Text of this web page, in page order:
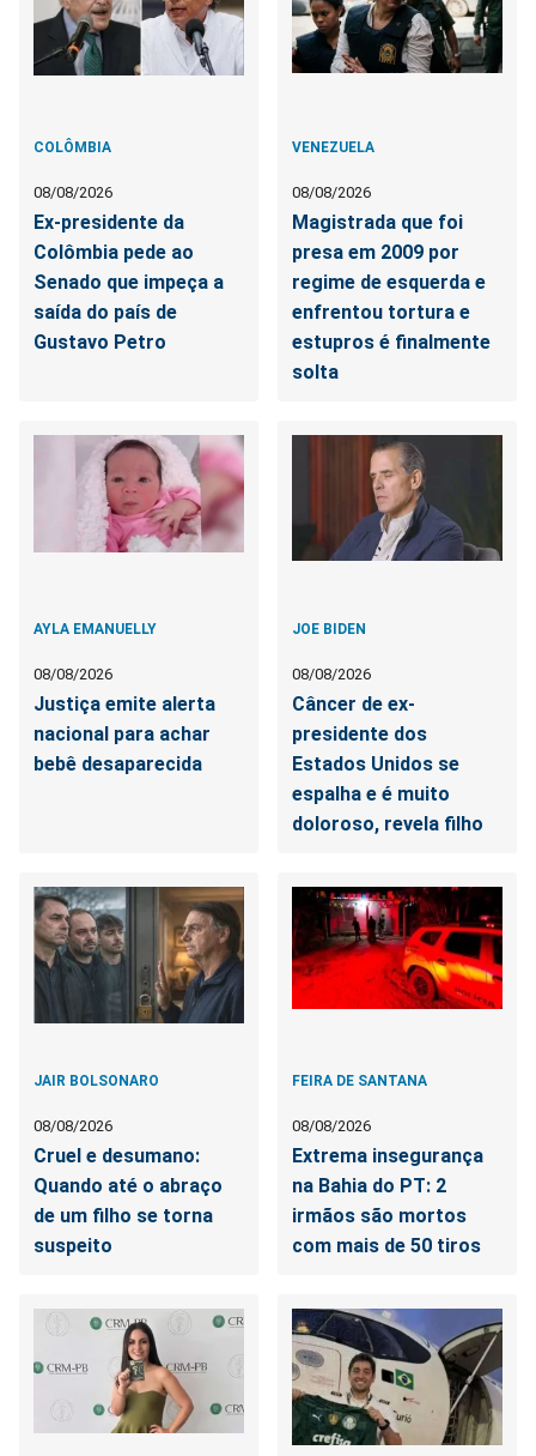
COLÔMBIA
08/08/2026
Ex-presidente da
Colômbia pede ao
Senado que impeça a
saída do país de
Gustavo Petro
VENEZUELA
08/08/2026
Magistrada que foi
presa em 2009 por
regime de esquerda e
enfrentou tortura e
estupros é finalmente
solta
AYLA EMANUELLY
08/08/2026
Justiça emite alerta
nacional para achar
bebê desaparecida
JOE BIDEN
08/08/2026
Câncer de ex-
presidente dos
Estados Unidos se
espalha e é muito
doloroso, revela filho
JAIR BOLSONARO
08/08/2026
Cruel e desumano:
Quando até o abraço
de um filho se torna
suspeito
FEIRA DE SANTANA
08/08/2026
Extrema insegurança
na Bahia do PT: 2
irmãos são mortos
com mais de 50 tiros